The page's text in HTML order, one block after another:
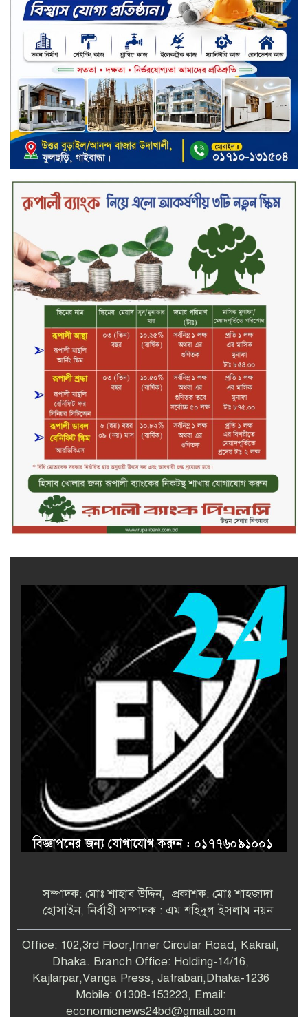
হরিপুরে সার সংকট আর কতদিন লাইনে
দাঁড়িয়ে কৃষকে সার কিনতে হবে ?
কালিয়ায় সংবাদ সম্মেলনে আনা
অভিযোগকে ‘মিথ্যা ও ভিত্তিহীন’ দাবি
করে পাল্টা সংবাদ সম্মেলন
দেশীয় গ্রাহকদের জন্য বৈশ্বিক উদ্ভাবন:
সিঙ্গার বাংলাদেশ নিয়ে এলো বেকো
প্রাইম্যাক্স সিরিজ টেলিভিশন
স্মার্টফোন ডিসপ্লেতে নতুন যুগ: ০ মিমি
বর্ডারলেস কনসেপ্ট আনল টেকনো
মাধবপুরে সিএনজি ও ট্রাকের মুখোমুখি
সংঘর্ষে নিহত দুই জন
ইসলামী ব্যাংকের শরী’আহ
সুপারভাইজরি কমিটির সভা অনুষ্ঠিত
সম্পাদক: মোঃ শাহাব উদ্দিন, প্রকাশক: মোঃ শাহজাদা
হোসাইন, নির্বাহী সম্পাদক : এম শহিদুল ইসলাম নয়ন
Office: 102,3rd Floor,Inner Circular Road, Kakrail,
Dhaka. Branch Office: Holding-14/16,
Kajlarpar,Vanga Press, Jatrabari,Dhaka-1236
Mobile: 01308-153223, Email:
economicnews24bd@gmail.com